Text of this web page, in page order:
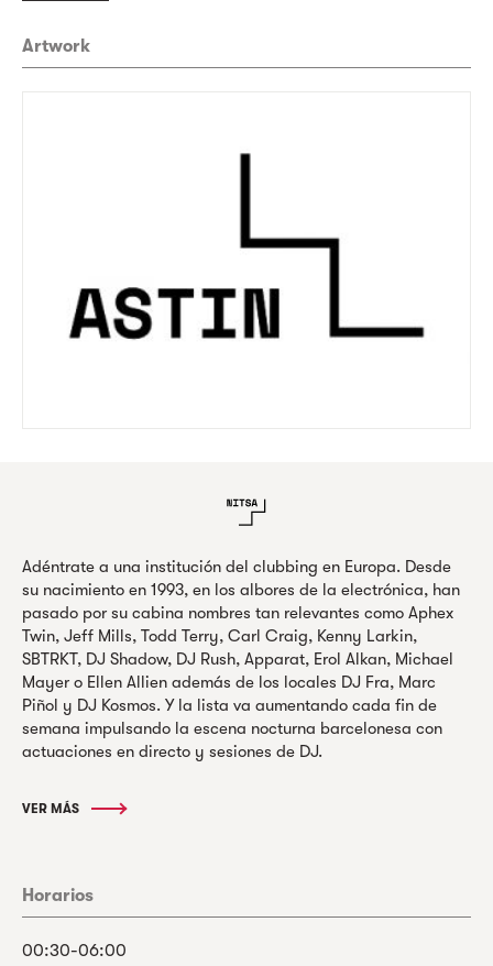
Artwork
Adéntrate a una institución del clubbing en Europa. Desde
su nacimiento en 1993, en los albores de la electrónica, han
pasado por su cabina nombres tan relevantes como Aphex
Twin, Jeff Mills, Todd Terry, Carl Craig, Kenny Larkin,
SBTRKT, DJ Shadow, DJ Rush, Apparat, Erol Alkan, Michael
Mayer o Ellen Allien además de los locales DJ Fra, Marc
Piñol y DJ Kosmos. Y la lista va aumentando cada fin de
semana impulsando la escena nocturna barcelonesa con
actuaciones en directo y sesiones de DJ.
VER MÁS
Horarios
00:30-06:00